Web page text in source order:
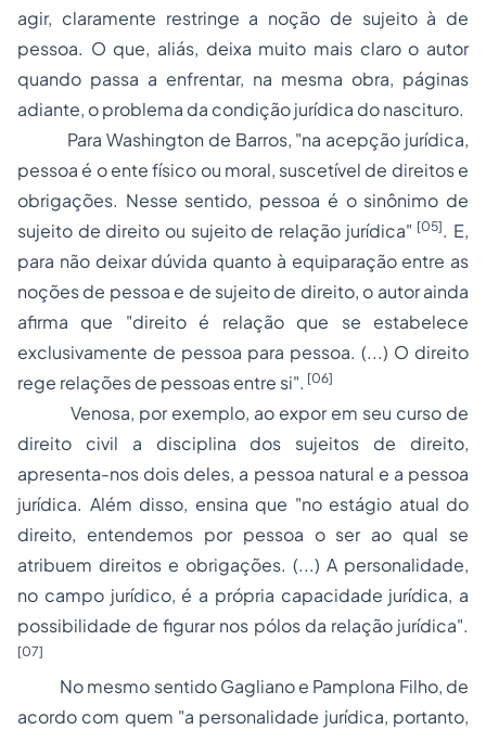
agir, claramente restringe a noção de sujeito à de
pessoa. O que, aliás, deixa muito mais claro o autor
quando passa a enfrentar, na mesma obra, páginas
adiante, o problema da condição jurídica do nascituro.
Para Washington de Barros, "na acepção jurídica,
pessoa é o ente físico ou moral, suscetível de direitos e
obrigações. Nesse sentido, pessoa é o sinônimo de
sujeito de direito ou sujeito de relação jurídica" [05]. E,
para não deixar dúvida quanto à equiparação entre as
noções de pessoa e de sujeito de direito, o autor ainda
afirma que "direito é relação que se estabelece
exclusivamente de pessoa para pessoa. (...) O direito
rege relações de pessoas entre si". [06]
Venosa, por exemplo, ao expor em seu curso de
direito civil a disciplina dos sujeitos de direito,
apresenta-nos dois deles, a pessoa natural e a pessoa
jurídica. Além disso, ensina que "no estágio atual do
direito, entendemos por pessoa o ser ao qual se
atribuem direitos e obrigações. (...) A personalidade,
no campo jurídico, é a própria capacidade jurídica, a
possibilidade de figurar nos pólos da relação jurídica".
[07]
No mesmo sentido Gagliano e Pamplona Filho, de
acordo com quem "a personalidade jurídica, portanto,